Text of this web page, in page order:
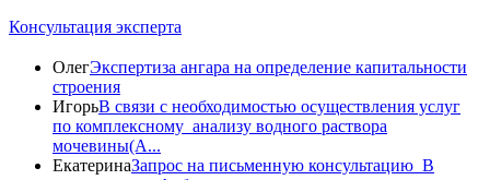
Консультация эксперта
ОлегЭкспертиза ангара на определение капитальности
строения
ИгорьВ связи с необходимостью осуществления услуг
по комплексному анализу водного раствора
мочевины(A...
ЕкатеринаЗапрос на письменную консультацию В